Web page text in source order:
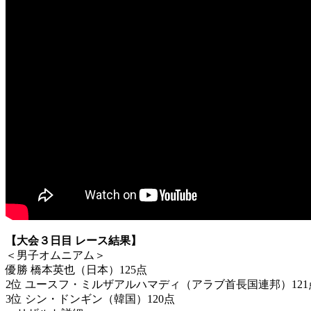
【大会３日目 レース結果】
＜男子オムニアム＞
優勝 橋本英也（日本）125点
2位 ユースフ・ミルザアルハマディ（アラブ首長国連邦）121
3位 シン・ドンギン（韓国）120点